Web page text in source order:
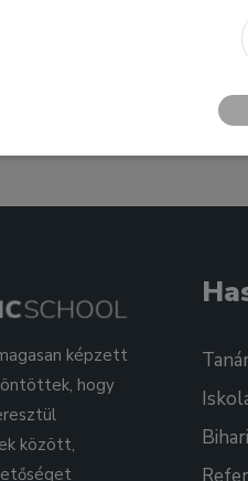
képzett
hogy
között,